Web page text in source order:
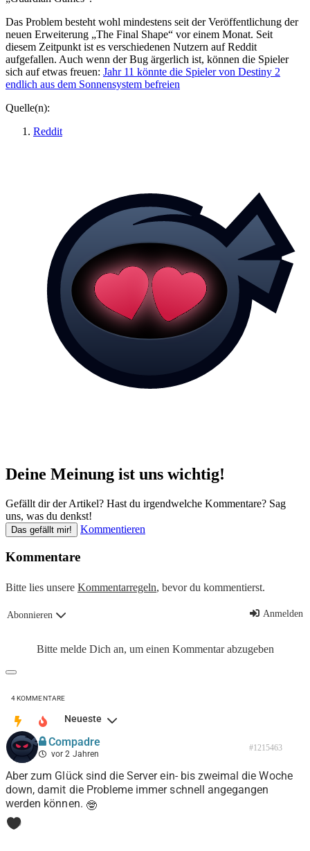
Das Problem besteht wohl mindestens seit der Veröffentlichung der
neuen Erweiterung „The Final Shape“ vor einem Monat. Seit
diesem Zeitpunkt ist es verschiedenen Nutzern auf Reddit
aufgefallen. Auch wenn der Bug ärgerlich ist, können die Spieler
sich auf etwas freuen: Jahr 11 könnte die Spieler von Destiny 2
endlich aus dem Sonnensystem befreien
Quelle(n):
Reddit
Deine Meinung ist uns wichtig!
Gefällt dir der Artikel? Hast du irgendwelche Kommentare? Sag
uns, was du denkst!
Das gefällt mir! Kommentieren
Kommentare
Bitte lies unsere Kommentarregeln, bevor du kommentierst.
Abonnieren Anmelden
Bitte melde Dich an, um einen Kommentar abzugeben
4KOMMENTARE
Neueste
Compadre
vor 2 Jahren
#1215463
Aber zum Glück sind die Server ein- bis zweimal die Woche
down, damit die Probleme immer schnell angegangen
werden können. 🤓
0